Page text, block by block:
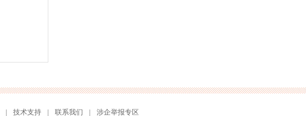
技术支持 联系我们 涉企举报专区